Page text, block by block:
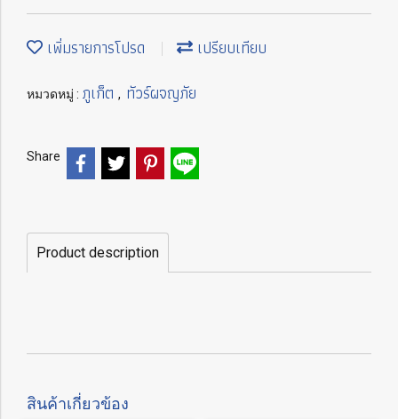
เพิ่มรายการโปรด เปรียบเทียบ
หมวดหมู่ : ภูเก็ต , ทัวร์ผจญภัย
Share
Product description
สินค้าเกี่ยวข้อง